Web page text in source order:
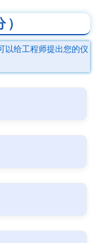
以给工程师提出您的仪